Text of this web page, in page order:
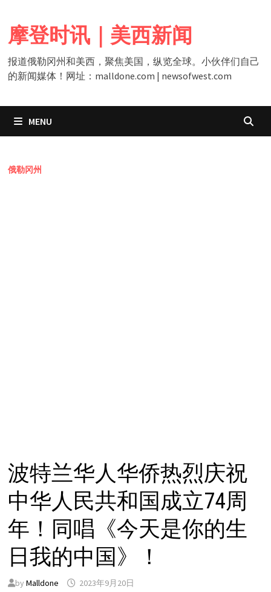
content
摩登时讯｜美西新闻
报道俄勒冈州和美西，聚焦美国，纵览全球。小伙伴们自己
的新闻媒体！网址：malldone.com | newsofwest.com
MENU
俄勒冈州
波特兰华人华侨热烈庆祝
中华人民共和国成立74周
年！同唱《今天是你的生
日我的中国》！
by Malldone 2023年9月20日